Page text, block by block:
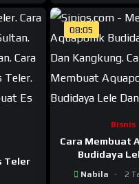
Teler
08:05
Bisnis
Cara Membuat
Budidaya
Nabila 2